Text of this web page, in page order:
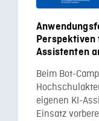
Assistenten
Beim Bot-
eigenen KI-
Einsatz